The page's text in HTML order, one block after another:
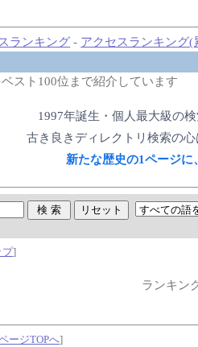
ランキング - アクセスランキング(
スト100位まで紹介しています
1997年誕生・個人最大級の
古き良きディレクトリ検索の
新たな歴史の1ページ
プ]
ランキン
ージTOPへ]